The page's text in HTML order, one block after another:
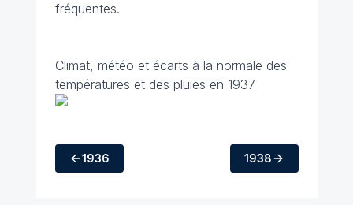
fréquentes.
Climat, météo et écarts à la normale des
températures et des pluies en 1937
1936 1938